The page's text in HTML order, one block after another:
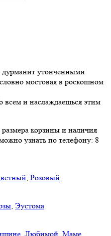
утонченными
мостовая в роскошном
и наслаждаешься этим
размера корзины и наличия
узнать по телефону: 8
, Розовый
, Эустома
, Любимой, Маме,